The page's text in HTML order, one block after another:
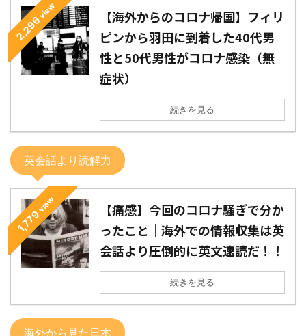
2,296
view
【海外からのコロナ帰国】フィリ
ピンから羽田に到着した40代男
性と50代男性がコロナ感染（無
症状）
続きを見る
英会話より読解力
1,779
view
【痛感】今回のコロナ騒ぎで分か
ったこと｜海外での情報収集は英
会話より圧倒的に英文速読だ！！
続きを見る
海外から見た日本